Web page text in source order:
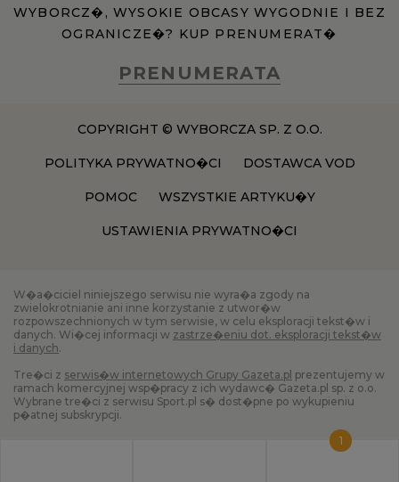
1
WYBORCZ�, WYSOKIE OBCASY WYGODNIE I BEZ
OGRANICZE�? KUP PRENUMERAT�
PRENUMERATA
COPYRIGHT © WYBORCZA SP. Z O.O.
POLITYKA PRYWATNO�CI DOSTAWCA VOD
POMOC WSZYSTKIE ARTYKU�Y
USTAWIENIA PRYWATNO�CI
W�a�ciciel niniejszego serwisu nie wyra�a zgody na
zwielokrotnianie ani inne korzystanie z utwor�w
rozpowszechnionych w tym serwisie, w celu eksploracji tekst�w i
danych. Wi�cej informacji w zastrze�eniu dot. eksploracji tekst�w
i danych.
Tre�ci z serwis�w internetowych Grupy Gazeta.pl prezentujemy w
ramach komercyjnej wsp�pracy z ich wydawc� Gazeta.pl sp. z o.o.
Wybrane tre�ci z serwisu Sport.pl s� dost�pne po wykupieniu
p�atnej subskrypcji.